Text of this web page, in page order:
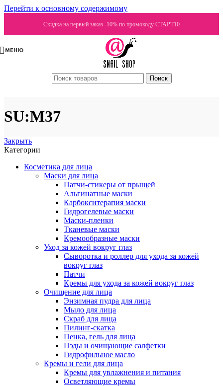
Перейти к основному содержимому
Скидка на первый заказ -10% по промокоду СТАРТ10
МЕНЮ
Поиск
SU:M37
Закрыть
Категории
Косметика для лица
Маски для лица
Патчи-стикеры от прыщей
Альгинатные маски
Карбокситерапия маски
Гидрогелевые маски
Маски-пленки
Тканевые маски
Кремообразные маски
Уход за кожей вокруг глаз
Сыворотка и роллер для ухода за кожей
вокруг глаз
Патчи
Кремы для ухода за кожей вокруг глаз
Очищение для лица
Энзимная пудра для лица
Мыло для лица
Скраб для лица
Пилинг-скатка
Пенка, гель для лица
Пэды и очищающие салфетки
Гидрофильное масло
Кремы и гели для лица
Кремы для увлажнения и питания
Осветляющие кремы